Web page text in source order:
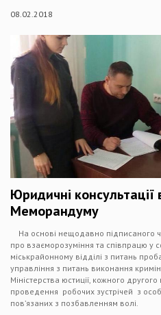
08.02.2018
Юридичні
Меморандуму
На основі нещодавно підписаного
про взаєморозуміння та співпрацю у
міськрайонному відділі з питань
управління з питань виконання
Міністерства юстиції, кожного
проведення робочих зустрічей з
пов’язаних з позбавленням волі.